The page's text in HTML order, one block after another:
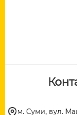
м. Суми, вул.